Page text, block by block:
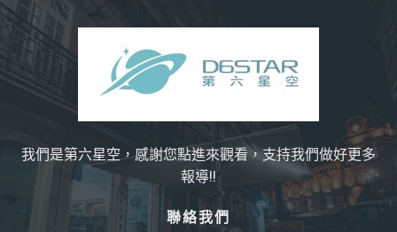
我們是第六星空，感謝您點進來觀看，支持我們做好更多
報導!!
聯絡我們